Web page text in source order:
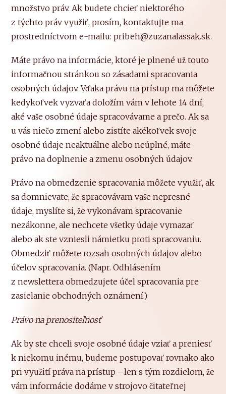
množstvo práv. Ak budete chcieť niektorého
z týchto práv využiť, prosím, kontaktujte ma
prostredníctvom e-mailu: pribeh@zuzanalassak.sk.
Máte právo na informácie, ktoré je plnené už touto
informačnou stránkou so zásadami spracovania
osobných údajov. Vďaka právu na prístup ma môžete
kedykoľvek vyzvaťa doložím vám v lehote 14 dní,
aké vaše osobné údaje spracovávame a prečo. Ak sa
u vás niečo zmení alebo zistíte akékoľvek svoje
osobné údaje neaktuálne alebo neúplné, máte
právo na doplnenie a zmenu osobných údajov.
Právo na obmedzenie spracovania môžete využiť, ak
sa domnievate, že spracovávam vaše nepresné
údaje, myslíte si, že vykonávam spracovanie
nezákonne, ale nechcete všetky údaje vymazať
alebo ak ste vzniesli námietku proti spracovaniu.
Obmedziť môžete rozsah osobných údajov alebo
účelov spracovania. (Napr. Odhlásením
z newslettera obmedzujete účel spracovania pre
zasielanie obchodných oznámení.)
Právo na prenositeľnosť
Ak by ste chceli svoje osobné údaje vziať a preniesť
k niekomu inému, budeme postupovať rovnako ako
pri využití práva na prístup - len s tým rozdielom, že
vám informácie dodáme v strojovo čitateľnej